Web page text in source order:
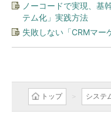
ノーコードで実現、基
テム化」実践方法
失敗しない「CRMマー
トップ システ